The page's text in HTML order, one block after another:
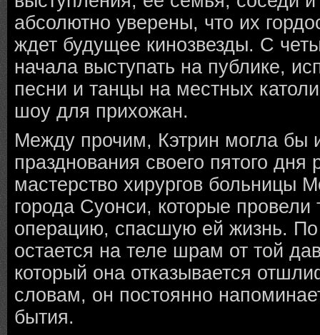
абсолютно уверены, что их
ждет будущее кинозвезды. С
начала выступать на публике,
песни и танцы на местных
шоу для прихожан.
Между прочим, Кэтрин могла бы
празднования своего пятого
мастерство хирургов больницы
города Суонси, которые провели
операцию, спасшую ей жизнь. По
остается на теле шрам от той
который она отказывается
словам, он постоянно
бытия.